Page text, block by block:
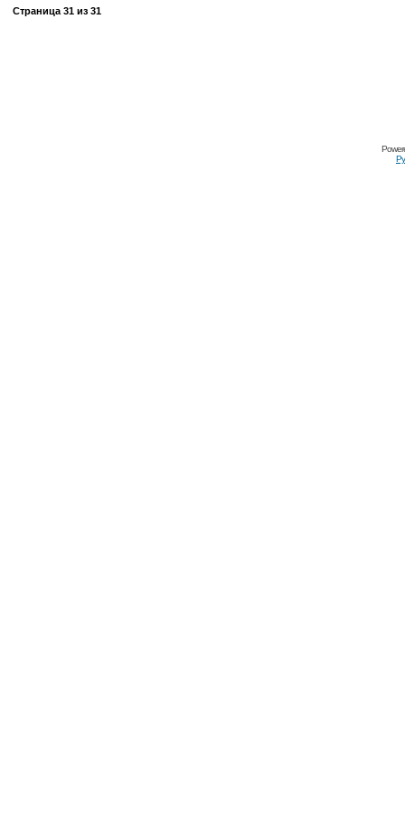
Страница 31 из 31